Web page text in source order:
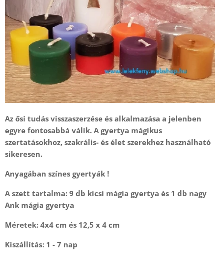
Az ősi tudás visszaszerzése és alkalmazása a jelenben
egyre fontosabbá válik. A gyertya mágikus
szertatásokhoz, szakrális- és élet szerekhez használható
sikeresen.
Anyagában színes gyertyák !
A szett tartalma: 9 db kicsi mágia gyertya és 1 db nagy
Ank mágia gyertya
Méretek: 4x4 cm és 12,5 x 4 cm
Kiszállítás: 1 - 7 nap